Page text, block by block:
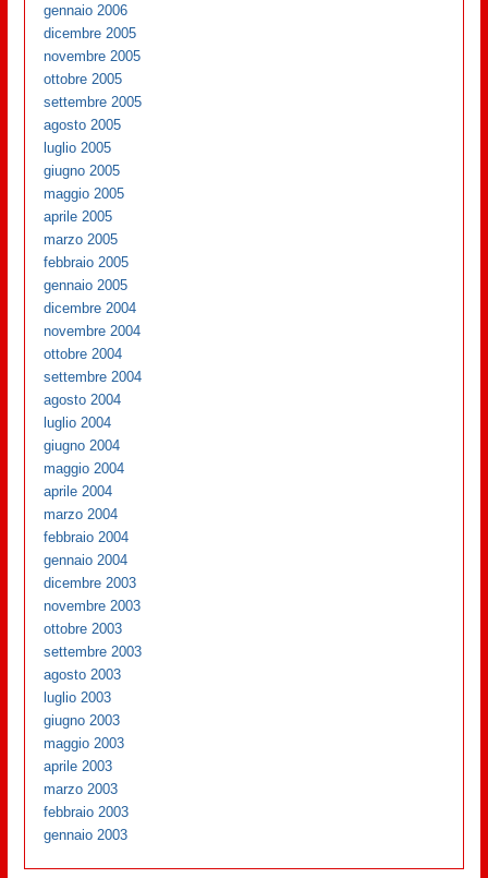
gennaio 2006
dicembre 2005
novembre 2005
ottobre 2005
settembre 2005
agosto 2005
luglio 2005
giugno 2005
maggio 2005
aprile 2005
marzo 2005
febbraio 2005
gennaio 2005
dicembre 2004
novembre 2004
ottobre 2004
settembre 2004
agosto 2004
luglio 2004
giugno 2004
maggio 2004
aprile 2004
marzo 2004
febbraio 2004
gennaio 2004
dicembre 2003
novembre 2003
ottobre 2003
settembre 2003
agosto 2003
luglio 2003
giugno 2003
maggio 2003
aprile 2003
marzo 2003
febbraio 2003
gennaio 2003